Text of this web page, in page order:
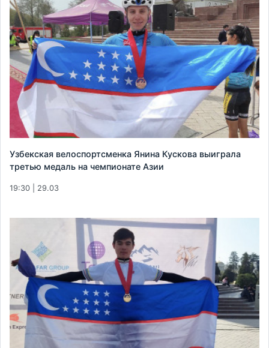
Узбекская велоспортсменка Янина Кускова выиграла
третью медаль на чемпионате Азии
19:30 | 29.03